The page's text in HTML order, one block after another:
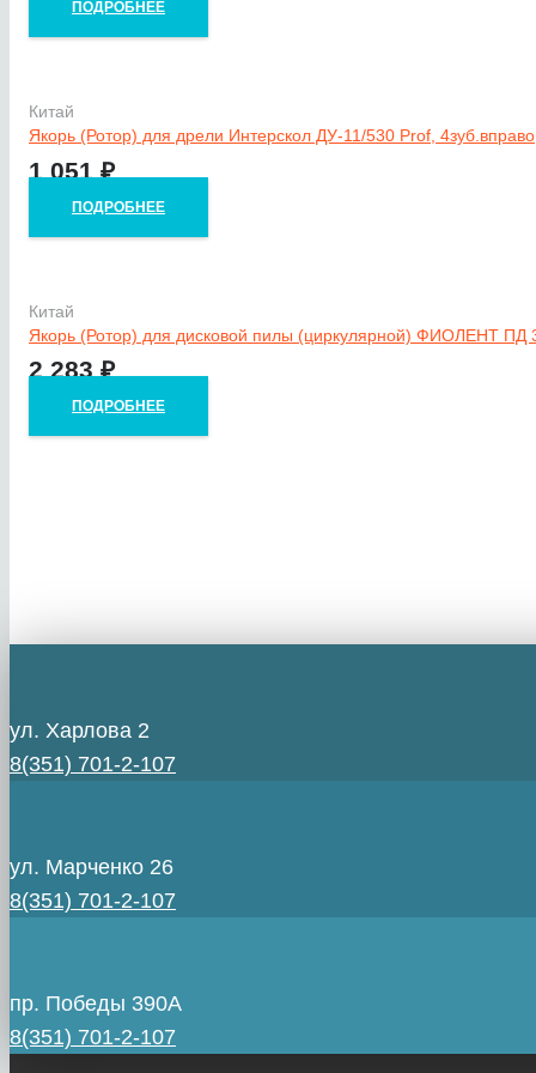
ПОДРОБНЕЕ
Китай
Якорь (Ротор) для дрели Интерскол ДУ-11/530 Prof,
1 051₽
ПОДРОБНЕЕ
Китай
Якорь (Ротор) для дисковой пилы (циркулярной) ФИОЛЕНТ ПД
2 283₽
ПОДРОБНЕЕ
ул. Харлова 2
8(351) 701-2-107
ул. Марченко 26
8(351) 701-2-107
пр. Победы 390А
8(351) 701-2-107